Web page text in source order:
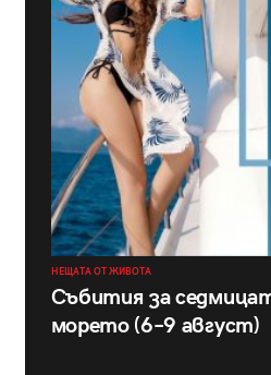
НЕЩАТА ОТ ЖИВОТА
Събития за
морето (6–9 август)